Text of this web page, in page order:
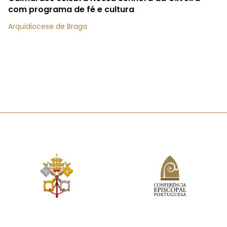
com programa de fé e cultura
Arquidiocese de Braga